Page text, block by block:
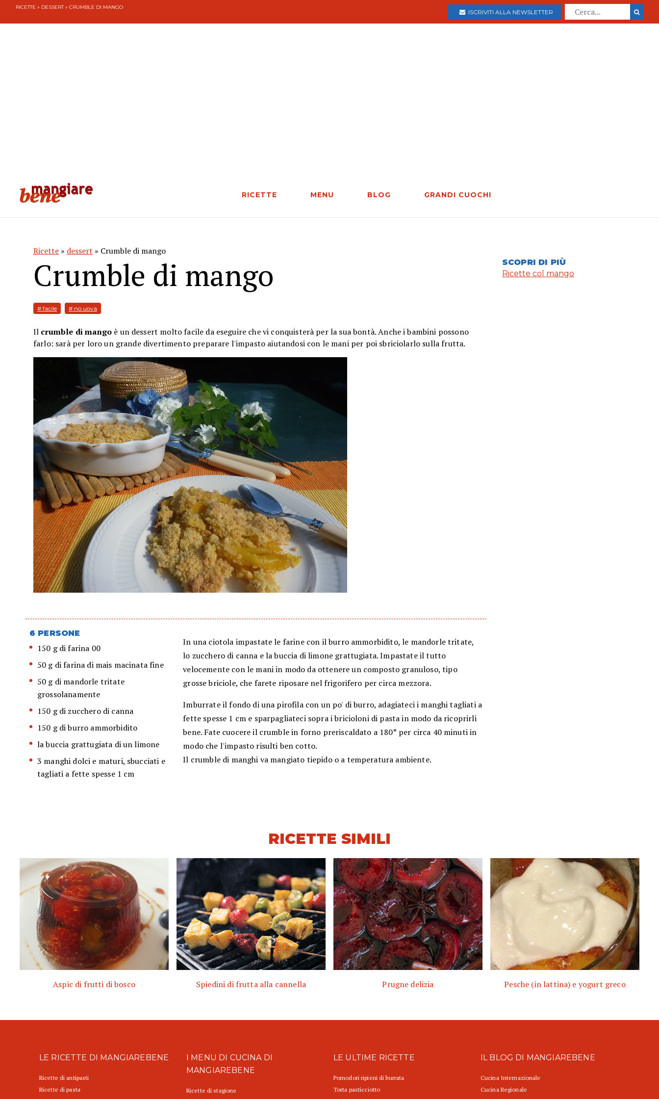
RICETTE » DESSERT» CRUMBLE DI MANGO
ISCRIVITI ALLA NEWSLETTER
RICETTE MENU BLOG GRANDI CUOCHI
Ricette » dessert » Crumble di mango
Crumble di mango
# facile # no uova
Il crumble di mango è un dessert molto facile da eseguire che vi conquisterà per la sua bontà. Anche i bambini possono
farlo: sarà per loro un grande divertimento preparare l'impasto aiutandosi con le mani per poi sbriciolarlo sulla frutta.
6 PERSONE
150 g di farina 00
50 g di farina di mais macinata fine
50 g di mandorle tritate
grossolanamente
150 g di zucchero di canna
150 g di burro ammorbidito
la buccia grattugiata di un limone
3 manghi dolci e maturi, sbucciati e
tagliati a fette spesse 1 cm
In una ciotola impastate le farine con il burro ammorbidito, le mandorle tritate,
lo zucchero di canna e la buccia di limone grattugiata. Impastate il tutto
velocemente con le mani in modo da ottenere un composto granuloso, tipo
grosse briciole, che farete riposare nel frigorifero per circa mezzora.
Imburrate il fondo di una pirofila con un po' di burro, adagiateci i manghi tagliati a
fette spesse 1 cm e sparpagliateci sopra i bricioloni di pasta in modo da ricoprirli
bene. Fate cuocere il crumble in forno preriscaldato a 180° per circa 40 minuti in
modo che l'impasto risulti ben cotto.
Il crumble di manghi va mangiato tiepido o a temperatura ambiente.
SCOPRI DI PIÙ
Ricette col mango
RICETTE SIMILI
Aspic di frutti di bosco Spiedini di frutta alla cannella Prugne delizia Pesche (in lattina) e yogurt greco
LE RICETTE DI MANGIAREBENE
Ricette di antipasti
Ricette di pasta
I MENU DI CUCINA DI
MANGIAREBENE
Ricette di stagione
LE ULTIME RICETTE
Pomodori ripieni di burrata
Torta pasticciotto
IL BLOG DI MANGIAREBENE
Cucina Internazionale
Cucina Regionale